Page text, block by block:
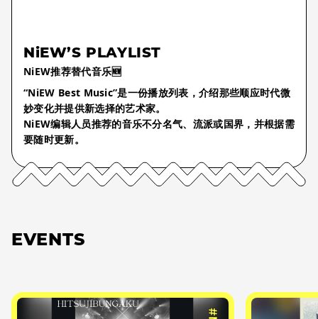
NiEW’S PLAYLIST
NiEW推荐替代音乐🆕
“NiEW Best Music”是一份播放列表，介绍那些顺应时代微
妙变化并提供新选择的艺术家。
NiEW编辑人员推荐的音乐不分名气、流派或国界，并根据需
要随时更新。
EVENTS